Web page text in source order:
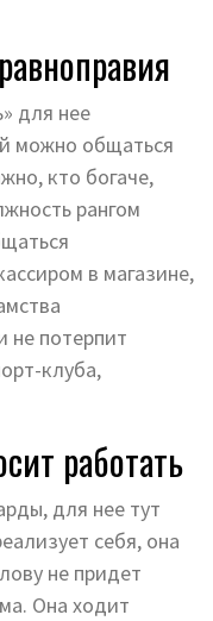
для нее
можно общаться
кто богаче,
рангом
в магазине,
не потерпит
клуба,
работать
для нее тут
себя, она
не придет
Она ходит